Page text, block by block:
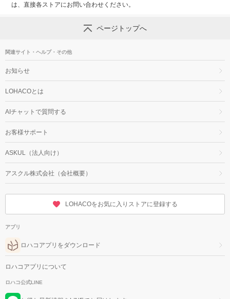
は、直接各ストアにお問い合わせください。
ページトップへ
関連サイト・ヘルプ・その他
お知らせ
LOHACOとは
AIチャットで質問する
お客様サポート
ASKUL（法人向け）
アスクル株式会社（会社概要）
LOHACOをお気に入りストアに登録する
アプリ
ロハコアプリをダウンロード
ロハコアプリについて
ロハコ公式LINE